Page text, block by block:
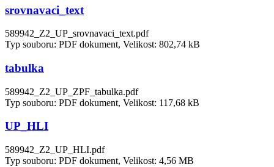
srovnavaci_text
589942_Z2_UP_srovnavaci_text.pdf
Typ souboru: PDF dokument, Velikost: 802,74 kB
tabulka
589942_Z2_UP_ZPF_tabulka.pdf
Typ souboru: PDF dokument, Velikost: 117,68 kB
UP_HLI
589942_Z2_UP_HLI.pdf
Typ souboru: PDF dokument, Velikost: 4,56 MB